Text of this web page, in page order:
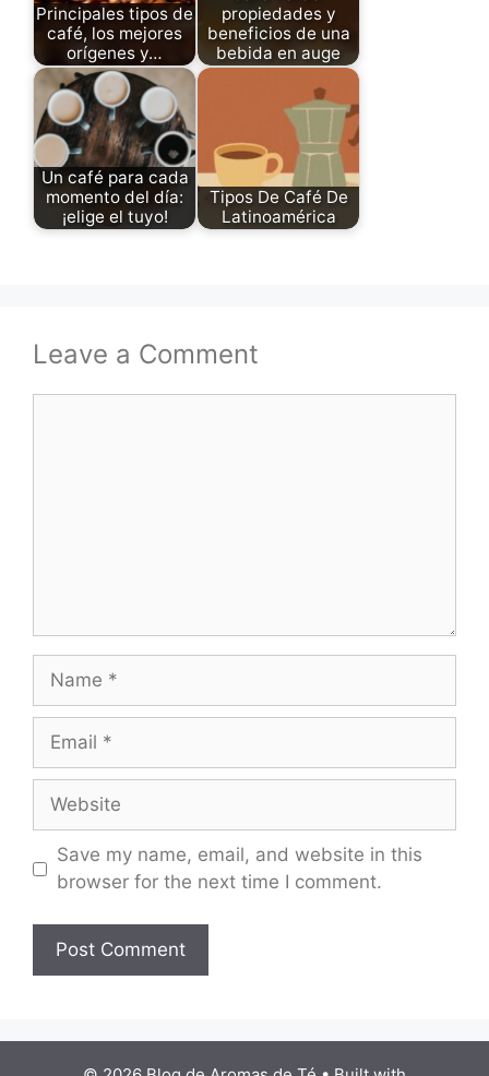
Principales tipos de
café, los mejores
orígenes y…
propiedades y
beneficios de una
bebida en auge
Un café para cada
momento del día:
¡elige el tuyo!
Tipos De Café De
Latinoamérica
Leave a Comment
Name
Email
Website
Save my name, email, and website in this
browser for the next time I comment.